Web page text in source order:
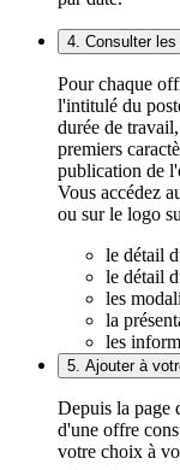
4. Consulter
Pour chaque
l'intitulé du
durée de
premiers
publication de
Vous accédez
ou sur le logo
le détail
le détail
les
la
les
5. Ajouter à
Depuis la page
d'une offre
votre choix à